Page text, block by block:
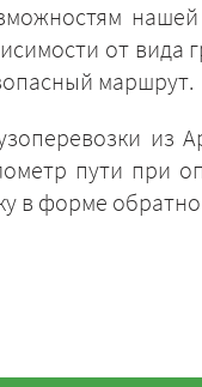
от вида
маршрут.
из
пути при
в форме